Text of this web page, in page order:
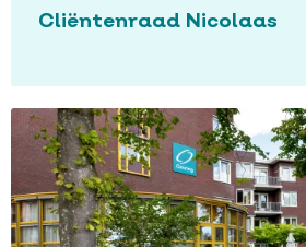
Cliëntenraad Nicolaas